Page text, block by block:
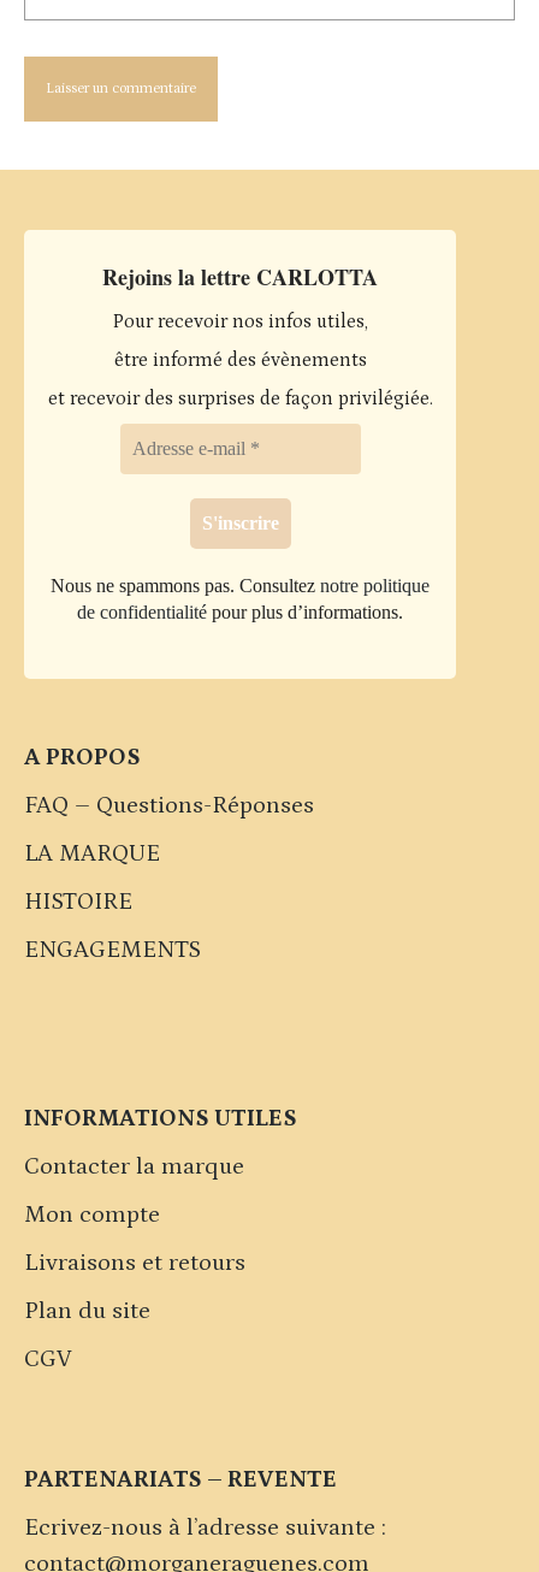
Rejoins la lettre CARLOTTA
Pour recevoir nos infos utiles,
être informé des évènements
et recevoir des surprises de façon privilégiée.
Nous ne spammons pas. Consulteznotre politique
de confidentialité pour plus d’informations.
A PROPOS
FAQ – Questions-Réponses
LA MARQUE
HISTOIRE
ENGAGEMENTS
INFORMATIONS UTILES
Contacter la marque
Mon compte
Livraisons et retours
Plan du site
CGV
PARTENARIATS – REVENTE
Ecrivez-nous à l’adresse suivante :
contact@morganeraguenes.com